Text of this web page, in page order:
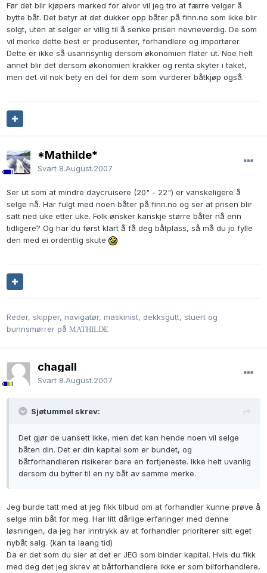
Før det blir kjøpers marked for alvor vil jeg tro at færre velger å
bytte båt. Det betyr at det dukker opp båter på finn.no som ikke blir
solgt, uten at selger er villig til å senke prisen nevneverdig. De som
vil merke dette best er produsenter, forhandlere og importører.
Dette er ikke så usannsynlig dersom økonomien flater ut. Noe helt
annet blir det dersom økonomien krakker og renta skyter i taket,
men det vil nok bety en del for dem som vurderer båtkjøp også.
*Mathilde*
Svart 8.August.2007
Ser ut som at mindre daycruisere (20" - 22") er vanskeligere å
selge nå. Har fulgt med noen båter på finn.no og ser at prisen blir
satt ned uke etter uke. Folk ønsker kanskje større båter nå enn
tidligere? Og har du først klart å få deg båtplass, så må du jo fylle
den med ei ordentlig skute
Reder, skipper, navigatør, maskinist, dekksgutt, stuert og
bunnsmørrer på MATHILDE
chagall
Svart 8.August.2007
Sjøtummel skrev:
Det gjør de uansett ikke, men det kan hende noen vil selge
båten din. Det er din kapital som er bundet, og
båtforhandleren risikerer bare en fortjeneste. Ikke helt uvanlig
dersom du bytter til en ny båt av samme merke.
Jeg burde tatt med at jeg fikk tilbud om at forhandler kunne prøve å
selge min båt for meg. Har litt dårlige erfaringer med denne
løsningen, da jeg har inntrykk av at forhandler prioriterer sitt eget
nybåt salg. (kan ta laang tid)
Da er det som du sier at det er JEG som binder kapital. Hvis du fikk
med deg det jeg skrev at båtforhandlere ikke er som bilforhandlere,